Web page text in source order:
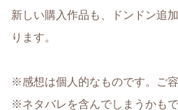
新しい購入作品も、ドンドン追
ります。
※感想は個人的なものです。ご容
※ネタバレを含んでしまうかもで